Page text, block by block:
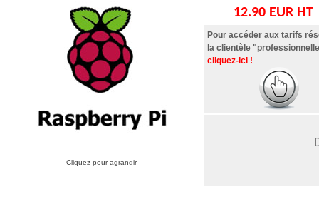
Cliquez pour agrandir
12.90 EUR HT
Pour accéder aux tarifs
la clientèle
cliquez-ici !